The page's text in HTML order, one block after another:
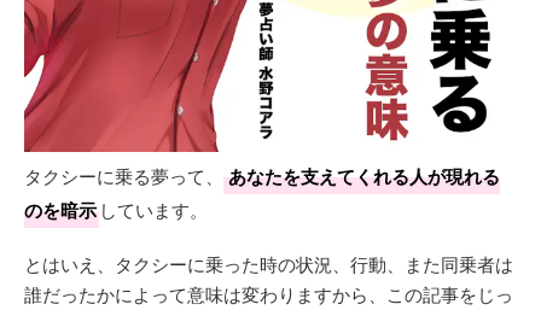
タクシーに乗る夢って、
あなたを支えてくれる人が現れる
のを暗示 しています。
とはいえ、タクシーに乗った時の状況、行動、また同乗者は
誰だったかによって意味は変わりますから、この記事をじっ